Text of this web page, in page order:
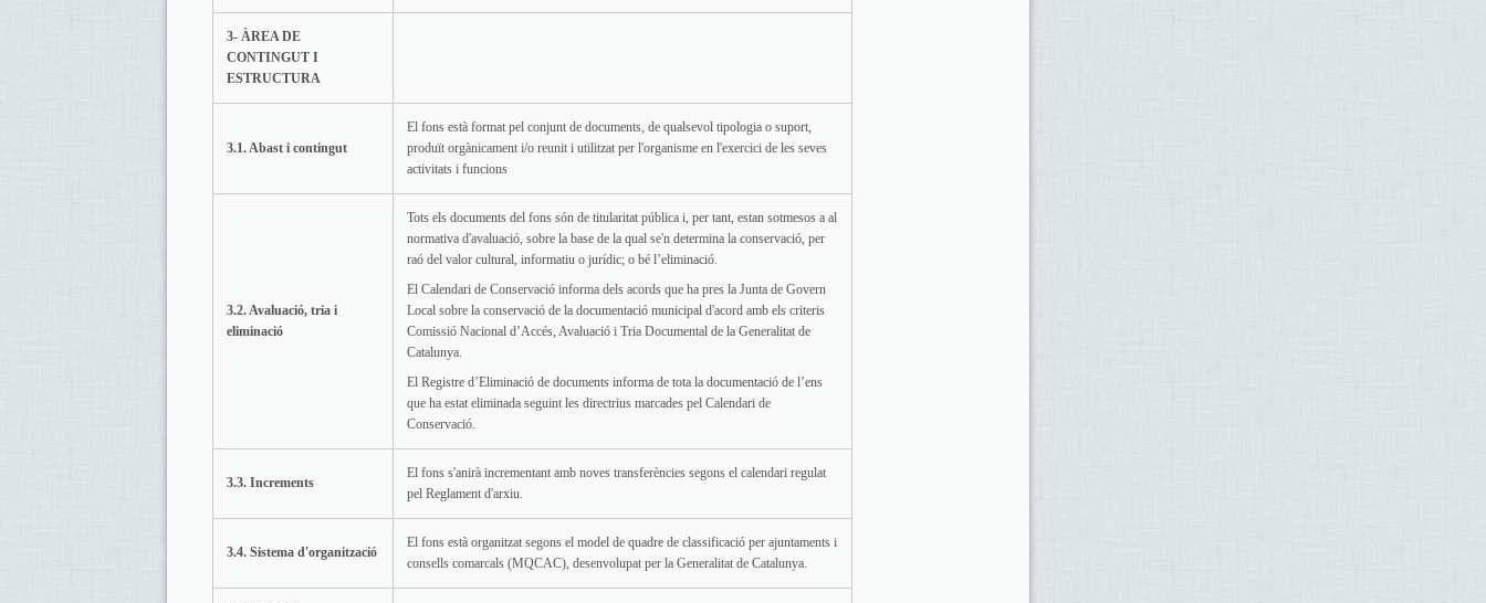
3- ÀREA DE
CONTINGUT I
ESTRUCTURA
3.1. Abast i contingut
El fons està format pel conjunt de documents, de qualsevol tipologia o suport,
produït orgànicament i/o reunit i utilitzat per l'organisme en l'exercici de les seves
activitats i funcions
3.2. Avaluació, tria i
eliminació
Tots els documents del fons són de titularitat pública i, per tant, estan sotmesos a al
normativa d'avaluació, sobre la base de la qual se'n determina la conservació, per
raó del valor cultural, informatiu o jurídic; o bé l’eliminació.
El Calendari de Conservació informa dels acords que ha pres la Junta de Govern
Local sobre la conservació de la documentació municipal d'acord amb els criteris
Comissió Nacional d’Accés, Avaluació i Tria Documental de la Generalitat de
Catalunya.
El Registre d’Eliminació de documents informa de tota la documentació de l’ens
que ha estat eliminada seguint les directrius marcades pel Calendari de
Conservació.
3.3. Increments
El fons s'anirà incrementant amb noves transferències segons el calendari regulat
pel Reglament d'arxiu.
3.4. Sistema d'organització
El fons està organitzat segons el model de quadre de classificació per ajuntaments i
consells comarcals (MQCAC), desenvolupat per la Generalitat de Catalunya.